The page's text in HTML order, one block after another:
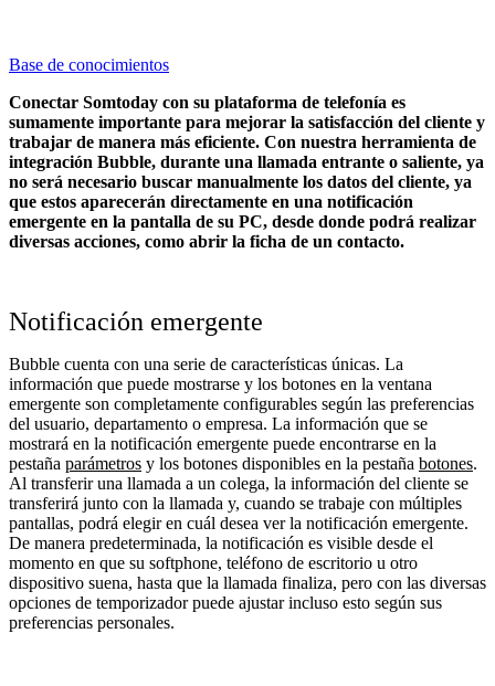
Base de conocimientos
Conectar Somtoday con su plataforma de telefonía es
sumamente importante para mejorar la satisfacción del cliente y
trabajar de manera más eficiente. Con nuestra herramienta de
integración Bubble, durante una llamada entrante o saliente, ya
no será necesario buscar manualmente los datos del cliente, ya
que estos aparecerán directamente en una notificación
emergente en la pantalla de su PC, desde donde podrá realizar
diversas acciones, como abrir la ficha de un contacto.
Notificación emergente
Bubble cuenta con una serie de características únicas. La
información que puede mostrarse y los botones en la ventana
emergente son completamente configurables según las preferencias
del usuario, departamento o empresa. La información que se
mostrará en la notificación emergente puede encontrarse en la
pestaña parámetros y los botones disponibles en la pestaña botones.
Al transferir una llamada a un colega, la información del cliente se
transferirá junto con la llamada y, cuando se trabaje con múltiples
pantallas, podrá elegir en cuál desea ver la notificación emergente.
De manera predeterminada, la notificación es visible desde el
momento en que su softphone, teléfono de escritorio u otro
dispositivo suena, hasta que la llamada finaliza, pero con las diversas
opciones de temporizador puede ajustar incluso esto según sus
preferencias personales.